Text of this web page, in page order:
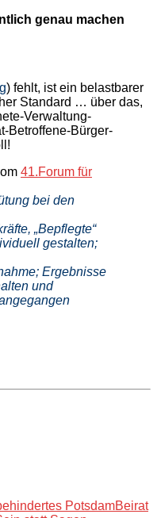
genau machen
) fehlt, ist ein belastbarer
Standard … über das,
Verwaltung-
Betroffene-Bürger-
41.Forum für
bei den
„Bepflegte“
gestalten;
Ergebnisse
und
PotsdamBeirat